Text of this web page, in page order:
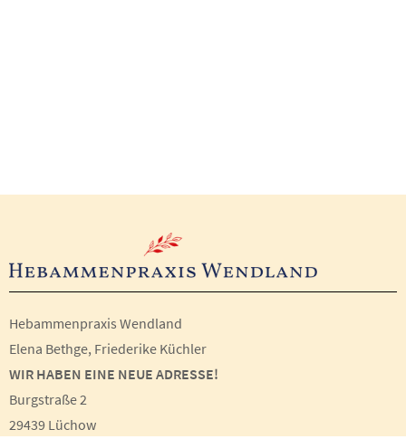
Hebammenpraxis Wendland
Elena Bethge, Friederike Küchler
WIR HABEN EINE NEUE ADRESSE!
Burgstraße 2
29439 Lüchow